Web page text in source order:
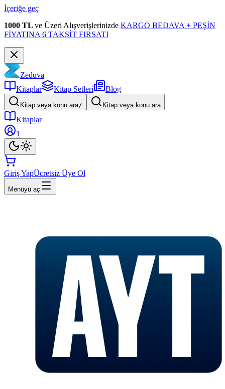
İçeriğe geç
1000 TL ve Üzeri Alışverişlerinizde KARGO BEDAVA + PEŞİN
FİYATINA 6 TAKSİT FIRSATI
Zeduva
Kitaplar
Kitap Setleri Blog
Kitap veya konu ara/ Kitap veya konu ara
Kitaplar
1
Giriş YapÜcretsiz Üye Ol
Menüyü aç